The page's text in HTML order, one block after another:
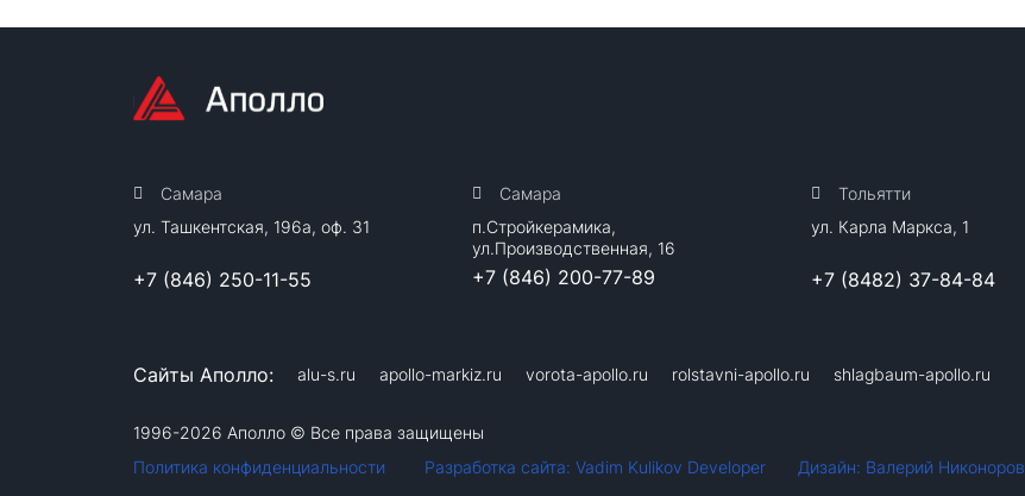
Самара
ул. Ташкентская, 196а, оф. 31
+7 (846) 250-11-55
Самара
п.Стройкерамика,
ул.Производственная, 16
+7 (846) 200-77-89
Тольятти
ул. Карла Маркса, 1
+7 (8482) 37-84-84
Сайты Аполло: alu-s.ru apollo-markiz.ru vorota-apollo.ru rolstavni-apollo.ru shlagbaum-apollo.ru
1996-2026 Аполло © Все права защищены
Политика конфиденциальности
Разработка сайта: Vadim Kulikov Developer Дизайн: Валерий Никоноров